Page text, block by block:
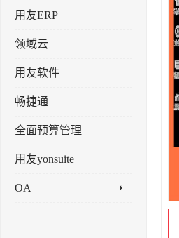
用友ERP
领域云
用友软件
畅捷通
全面预算管理
用友yonsuite
OA